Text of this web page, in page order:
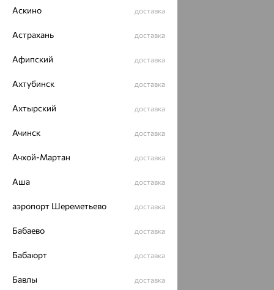
Аскино доставка
Астрахань доставка
Афипский доставка
Ахтубинск доставка
Ахтырский доставка
Ачинск доставка
Ачхой-Мартан доставка
Аша доставка
аэропорт Шереметьево доставка
Бабаево доставка
Бабаюрт доставка
Бавлы доставка